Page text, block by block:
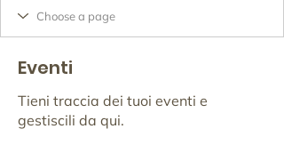
Eventi
Tieni traccia dei tuoi eventi e
gestiscili da qui.